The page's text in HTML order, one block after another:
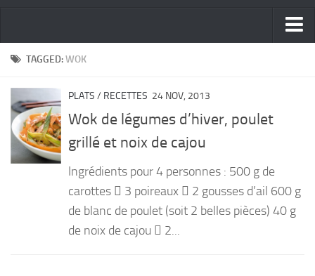
ACTUALITÉ
PORTRAITS
LIVRES
PRODUITS
TAGGED:WOK
PLATS / RECETTES 24 NOV, 2013
Wok de légumes d’hiver, poulet
grillé et noix de cajou
Ingrédients pour 4 personnes : 500 g de
carottes  3 poireaux  2 gousses d’ail 600 g
de blanc de poulet (soit 2 belles pièces) 40 g
de noix de cajou  2...